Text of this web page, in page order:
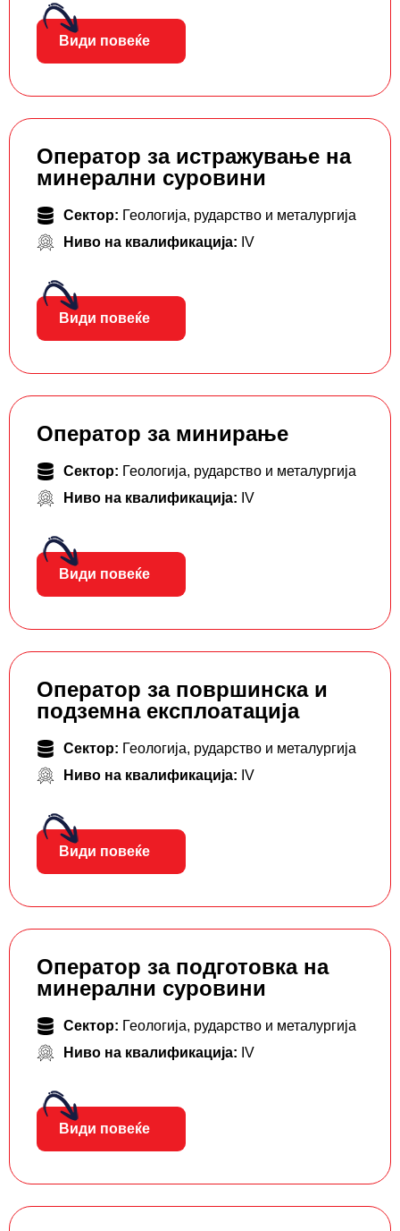
Види повеќе
Оператор за истражување на
минерални суровини
Сектор: Геологија, рударство и металургија
Ниво на квалификација: IV
Види повеќе
Оператор за минирање
Сектор: Геологија, рударство и металургија
Ниво на квалификација: IV
Види повеќе
Оператор за површинска и
подземна експлоатација
Сектор: Геологија, рударство и металургија
Ниво на квалификација: IV
Види повеќе
Оператор за подготовка на
минерални суровини
Сектор: Геологија, рударство и металургија
Ниво на квалификација: IV
Види повеќе